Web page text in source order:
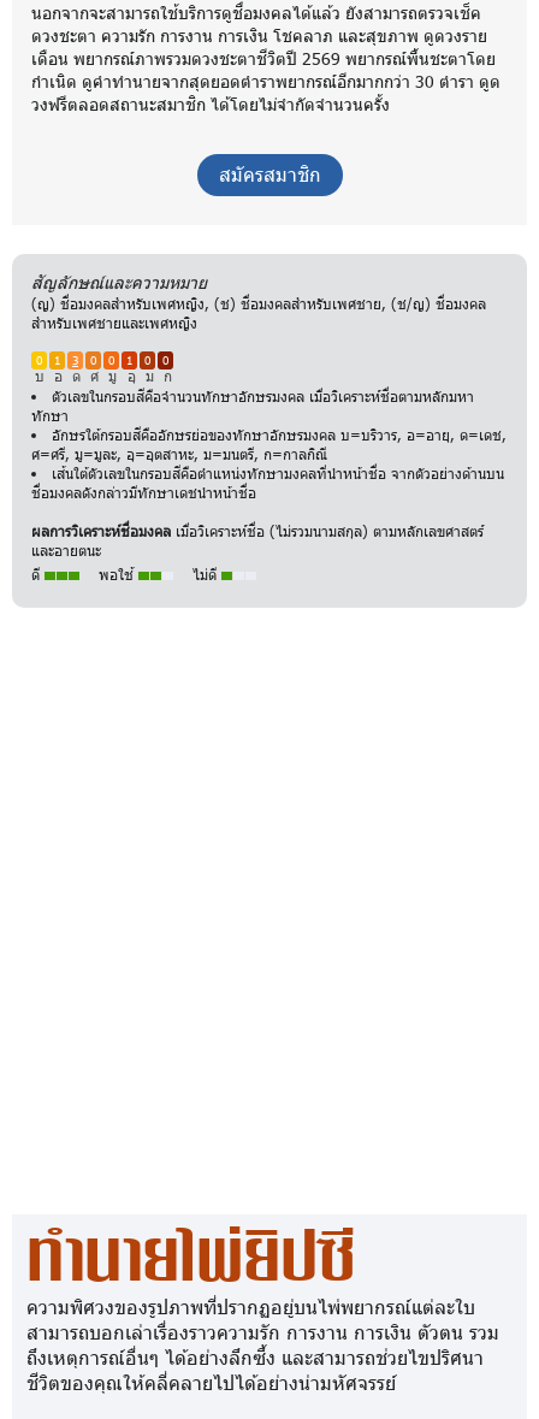
นอกจากจะสามารถใช้บริการดูชื่อมงคลได้แล้ว ยังสามารถตรวจเช็ค
ดวงชะตา ความรัก การงาน การเงิน โชคลาภ และสุขภาพ ดูดวงราย
เดือน พยากรณ์ภาพรวมดวงชะตาชีวิตปี 2569 พยากรณ์พื้นชะตาโดย
กำเนิด ดูคำทำนายจากสุดยอดตำราพยากรณ์อีกมากกว่า 30 ตำรา ดูด
วงฟรีตลอดสถานะสมาชิก ได้โดยไม่จำกัดจำนวนครั้ง
สมัครสมาชิก
สัญลักษณ์และความหมาย
(ญ) ชื่อมงคลสำหรับเพศหญิง, (ช) ชื่อมงคลสำหรับเพศชาย, (ช/ญ) ชื่อมงคล
สำหรับเพศชายและเพศหญิง
0 1 3 0 0 1 0 0
บ อ ด ศ มู อุ ม ก
ตัวเลขในกรอบสีคือจำนวนทักษาอักษรมงคล เมื่อวิเคราะห์ชื่อตามหลักมหา
ทักษา
อักษรใต้กรอบสีคืออักษรย่อของทักษาอักษรมงคล บ=บริวาร, อ=อายุ, ด=เดช,
ศ=ศรี, มู=มูละ, อุ=อุตสาหะ, ม=มนตรี, ก=กาลกิณี
เส้นใต้ตัวเลขในกรอบสีคือตำแหน่งทักษามงคลที่นำหน้าชื่อ จากตัวอย่างด้านบน
ชื่อมงคลดังกล่าวมีทักษาเดชนำหน้าชื่อ
ผลการวิเคราะห์ชื่อมงคล เมื่อวิเคราะห์ชื่อ (ไม่รวมนามสกุล) ตามหลักเลขศาสตร์
และอายตนะ
ดี
พอใช้ ไม่ดี
ทำนายไพ่ยิปซี
ความพิศวงของรูปภาพที่ปรากฏอยู่บนไพ่พยากรณ์แต่ละใบ
สามารถบอกเล่าเรื่องราวความรัก การงาน การเงิน ตัวตน รวม
ถึงเหตุการณ์อื่นๆ ได้อย่างลึกซึ้ง และสามารถช่วยไขปริศนา
ชีวิตของคุณให้คลี่คลายไปได้อย่างน่ามหัศจรรย์